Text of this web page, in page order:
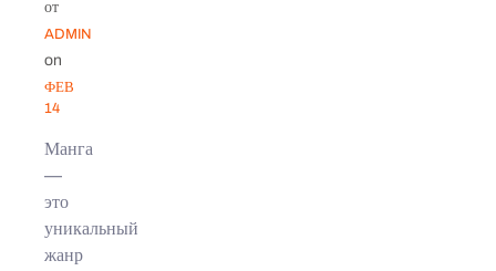
от
ADMIN
on
ФЕВ
14
Манга
—
это
уникальный
жанр